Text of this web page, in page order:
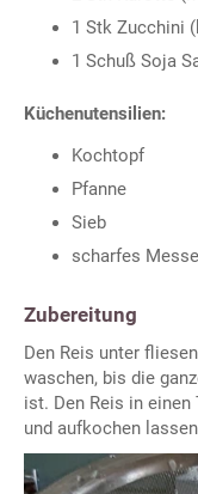
1 Stk Zucchini
1 Schuß Soja
Küchenutensilien:
Kochtopf
Pfanne
Sieb
scharfes
Zubereitung
Den Reis unter
waschen, bis die
ist. Den Reis in einen
und aufkochen